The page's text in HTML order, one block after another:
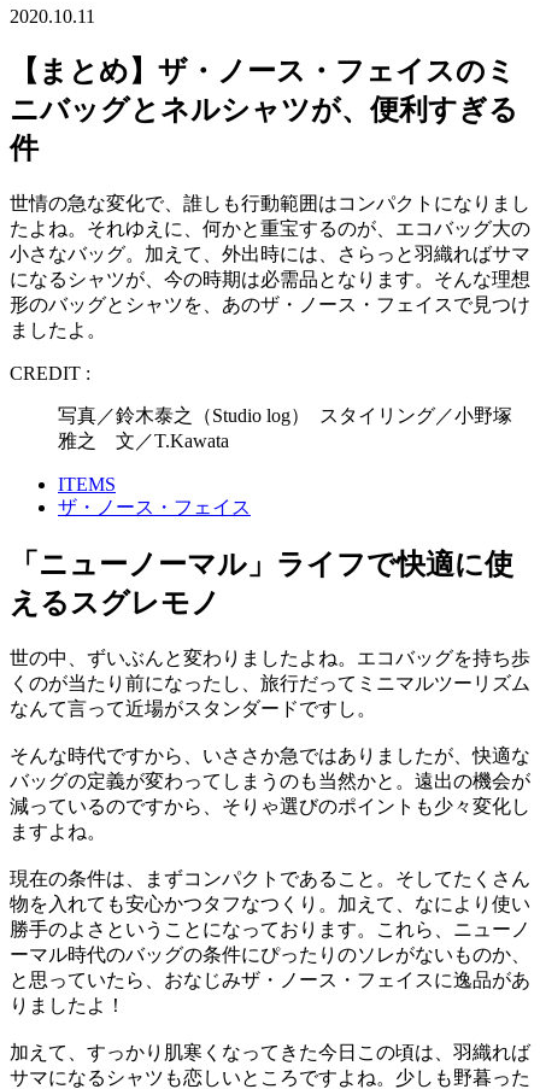
2020.10.11
【まとめ】ザ・ノース・フェイスのミ
ニバッグとネルシャツが、便利すぎる
件
世情の急な変化で、誰しも行動範囲はコンパクトになりまし
たよね。それゆえに、何かと重宝するのが、エコバッグ大の
小さなバッグ。加えて、外出時には、さらっと羽織ればサマ
になるシャツが、今の時期は必需品となります。そんな理想
形のバッグとシャツを、あのザ・ノース・フェイスで見つけ
ましたよ。
CREDIT :
写真／鈴木泰之（Studio log） スタイリング／小野塚
雅之 文／T.Kawata
ITEMS
ザ・ノース・フェイス
「ニューノーマル」ライフで快適に使
えるスグレモノ
世の中、ずいぶんと変わりましたよね。エコバッグを持ち歩
くのが当たり前になったし、旅行だってミニマルツーリズム
なんて言って近場がスタンダードですし。
そんな時代ですから、いささか急ではありましたが、快適な
バッグの定義が変わってしまうのも当然かと。遠出の機会が
減っているのですから、そりゃ選びのポイントも少々変化し
ますよね。
現在の条件は、まずコンパクトであること。そしてたくさん
物を入れても安心かつタフなつくり。加えて、なにより使い
勝手のよさということになっております。これら、ニューノ
ーマル時代のバッグの条件にぴったりのソレがないものか、
と思っていたら、おなじみザ・ノース・フェイスに逸品があ
りましたよ！
加えて、すっかり肌寒くなってきた今日この頃は、羽織れば
サマになるシャツも恋しいところですよね。少しも野暮った